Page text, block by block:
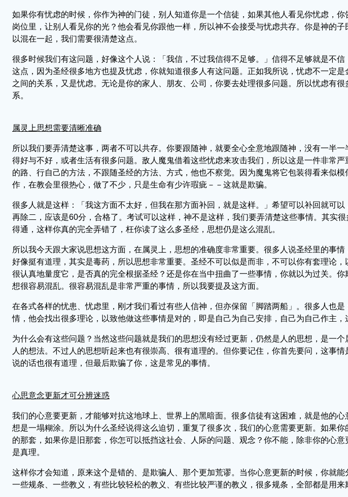
如果你有忧虑的时候，你作为神的门徒，别人知道你是一个信徒，如果其他人看见你忧虑，
岗位里，让别人看见你的光？他会看见你跟他一样，所以神不会接受与忧虑共存。你是神的
以混在一起，我们需要很清楚这点。
很多时候我们有这问题，好像这个人说：「我信，不过我信得不足够。」信得不足够就是不
这点，因为圣经很多地方也提及忧虑，你就知道很多人有这问题。正如我所说，忧虑不一定
之间的关系，又是忧虑。无论是你的家人、朋友、公司，你要去处理很多问题。所以忧虑有
系。
属灵上思想需要清晰准确
所以我们要弄清楚这事，两者不可以共存。你要跟随神，就要全心全意地跟随神，没有一半
得好与不好，或者生活有很多问题。敌人魔鬼借着这些忧虑来攻击我们，所以这是一件非常
的路、行自己的方法，不跟随圣经的方法、方式，他也不察觉。因为魔鬼将它包装得看来似
作，在教会里很热心，做了不少，只是生命有少许瑕疵－－这就是欺骗。
很多人就是这样：「我这方面不太好，但我在那方面补回，就是这样。」希望可以补回就可
再除二，应该是60分，合格了。考试可以这样，神不是这样，我们要弄清楚这些事情。其实
得通，这样你真的完全弄错了，枉你读了这么多圣经，思想仍是这么混乱。
所以我今天跟大家说思想这方面，在属灵上，思想的准确度非常重要。很多人说圣经里的事
好像挺有道理，其实是毒药，所以思想非常重要。圣经不可以似是而非，不可以你有套理论
很认真地量度它，是否真的完全根据圣经？还是你在当中扭曲了一些事情，你就以为过关。
想很容易混乱。很容易混乱是非常严重的事情，所以我要提及这方面。
在各式各样的忧患、忧虑里，刚才我们看过有些人信神，但亦保留「脚踏两船」。很多人也
情，他会找出很多理论，以致他做这些事情是对的，即是自己为自己安排，自己为自己作主，
为什么会有这些问题？当然这些问题就是我们的思想没有经过更新，仍然是人的思想，是一
人的想法。不过人的思想听起来也有很崇高、很有道理的。但你要记住，你首先要问，这事
说的话也很有道理，但最后欺骗了你，这是常见的事情。
心思意念更新才可分辨迷惑
我们的心意要更新，才能够对抗这地球上、世界上的黑暗面。很多信徒有这困难，就是他的
想是一塌糊涂。所以为什么圣经说得这么迫切，重复了很多次，我们的心意需要更新。如果
的那套，如果你是旧那套，你怎可以抵挡这社会、人际的问题、观念？你不能，除非你的心
是真理。
这样你才会知道，原来这个是错的、是欺骗人、那个更加荒谬。当你心意更新的时候，你就
一些规条、一些教义，有些比较轻松的教义、有些比较严谨的教义，很多规条，全部都是用来